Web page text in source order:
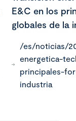
E&C en los
globales de la
/es/noticias/
energetica-
principales-
industria